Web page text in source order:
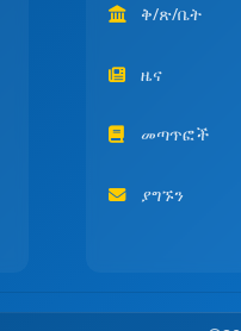
ቅ/ጽ/ቤት
ዜና
መጣጥፎች
ያግኙን